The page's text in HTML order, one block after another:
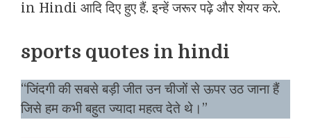
in Hindi आदि दिए हुए हैं. इन्हें जरूर पढ़े और शेयर करे.
sports quotes in hindi
“जिंदगी की सबसे बड़ी जीत उन चीजों से ऊपर उठ जाना हैं
जिसे हम कभी बहुत ज्यादा महत्व देते थे।”